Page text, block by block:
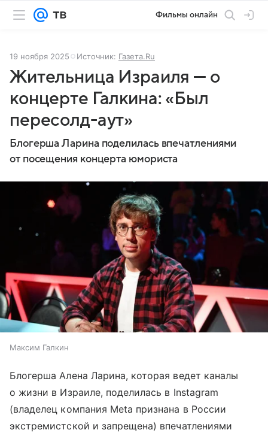
Фильмы онлайн
19 ноября 2025 Источник: Газета.Ru
Жительница Израиля — о
концерте Галкина: «Был
пересолд-аут»
Блогерша Ларина поделилась впечатлениями
от посещения концерта юмориста
Максим Галкин
Блогерша Алена Ларина, которая ведет каналы
о жизни в Израиле, поделилась в Instagram
(владелец компания Meta признана в России
экстремистской и запрещена) впечатлениями